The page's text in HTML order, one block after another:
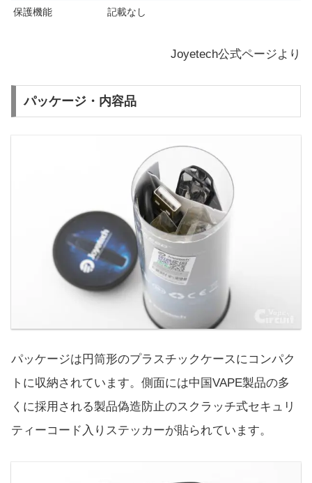
保護機能 記載なし
Joyetech公式ページより
パッケージ・内容品
パッケージは円筒形のプラスチックケースにコンパク
トに収納されています。側面には中国VAPE製品の多
くに採用される製品偽造防止のスクラッチ式セキュリ
ティーコード入りステッカーが貼られています。